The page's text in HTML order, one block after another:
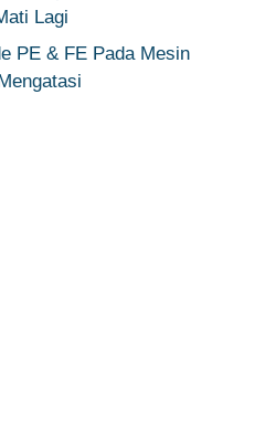
Lagi
PE & FE Pada Mesin